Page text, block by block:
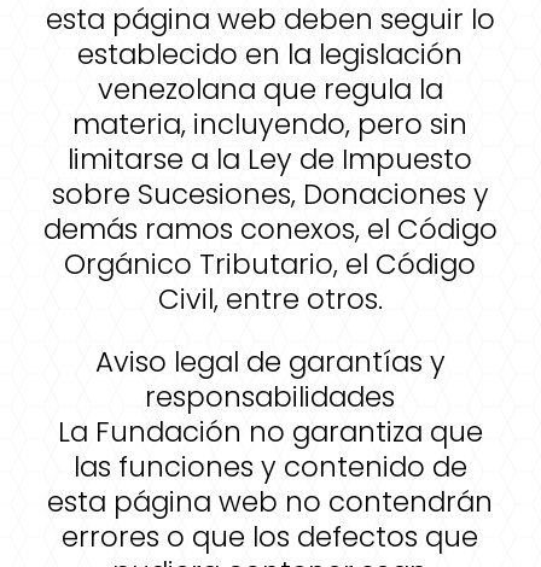
esta página web deben seguir lo
establecido en la legislación
venezolana que regula la
materia, incluyendo, pero sin
limitarse a la Ley de Impuesto
sobre Sucesiones, Donaciones y
demás ramos conexos, el Código
Orgánico Tributario, el Código
Civil, entre otros.
Aviso legal de garantías y
responsabilidades
La Fundación no garantiza que
las funciones y contenido de
esta página web no contendrán
errores o que los defectos que